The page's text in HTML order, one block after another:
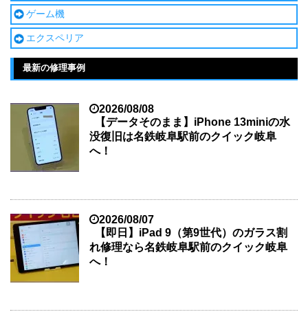
ゲーム機
エクスペリア
最新の修理事例
2026/08/08
【データそのまま】iPhone 13miniの水
没復旧は名鉄岐阜駅前のクイック岐阜
へ！
2026/08/07
【即日】iPad 9（第9世代）のガラス割
れ修理なら名鉄岐阜駅前のクイック岐阜
へ！